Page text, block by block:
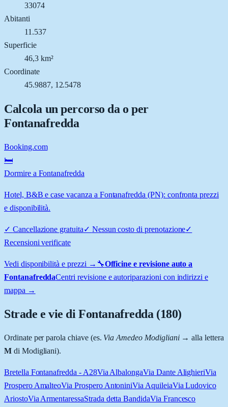
33074
Abitanti
11.537
Superficie
46,3 km²
Coordinate
45.9887, 12.5478
Calcola un percorso da o per
Fontanafredda
Booking.com
🛏️
Dormire a Fontanafredda
Hotel, B&B e case vacanza a Fontanafredda (PN): confronta prezzi
e disponibilità.
✓ Cancellazione gratuita✓ Nessun costo di prenotazione✓
Recensioni verificate
Vedi disponibilità e prezzi → 🔧Officine e revisione auto a
FontanafreddaCentri revisione e autoriparazioni con indirizzi e
mappa →
Strade e vie diFontanafredda (180)
Ordinate per parola chiave (es. Via Amedeo Modigliani→ alla lettera
Mdi Modigliani).
Bretella Fontanafredda - A28Via AlbalongaVia Dante AlighieriVia
Prospero AmalteoVia Prospero AntoniniVia AquileiaVia Ludovico
AriostoVia ArmentaressaStrada detta BandidaVia Francesco